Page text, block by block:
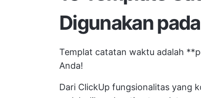
Digunakan
Templat catatan waktu adalah
Anda!
Dari ClickUp fungsionalitas yang